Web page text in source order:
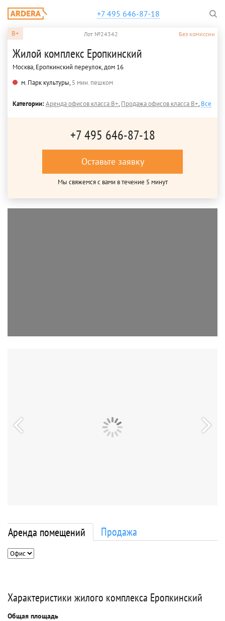
+7 495 646-87-18
B+ Лот №24342 Без комиссии
Жилой комплекс Еропкинский
Москва, Еропкинский переулок, дом 16
м. Парк культуры,5 мин. пешком
Категории:Аренда офисов класса B+,Продажа офисов класса B+,Все
+7 495 646-87-18
Оставьте заявку
Мы свяжемся с вами в течение 5 минут
Аренда помещений Продажа
Характеристики жилого комплекса Еропкинский
Общая площадь